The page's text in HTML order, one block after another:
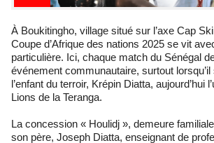
À Boukitingho, village situé sur l’axe Cap Skirring–Ziguinchor, la
Coupe d’Afrique des nations 2025 se vit
particulière. Ici, chaque match du Sénégal
événement communautaire, surtout lorsqu’il
l’enfant du terroir, Krépin Diatta, aujourd’hui
Lions de la Teranga.
La concession « Houlidj », demeure
son père, Joseph Diatta, enseignant de